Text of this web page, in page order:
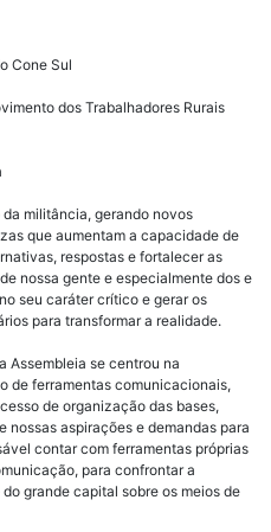
Cone Sul
dos Trabalhadores Rurais
militância, gerando novos
que aumentam a capacidade de
respostas e fortalecer as
nossa gente e especialmente dos e
seu caráter crítico e gerar os
para transformar a realidade.
Assembleia se centrou na
de ferramentas comunicacionais,
de organização das bases,
aspirações e demandas para
contar com ferramentas próprias
para confrontar a
grande capital sobre os meios de